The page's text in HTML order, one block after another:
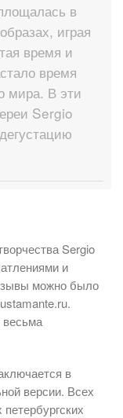
в
играя
время и
время
мира. В эти
Sergio
Sergio
и
можно было
весьма
в
версии. Всех
петербургских